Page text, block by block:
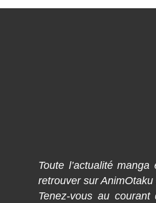
Toute l’actualité
retrouver sur AnimOtaku
Tenez-vous au